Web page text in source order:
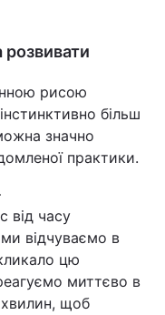
рисою
більш
значно
практики.
від часу
відчуваємо в
цю
миттєво в
хвилин, щоб